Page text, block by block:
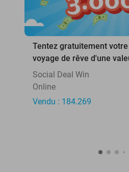
Tentez gratuitement
voyage de rêve d'une
Social Deal Win
Online
Vendu : 184.269